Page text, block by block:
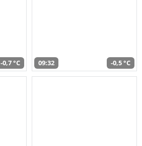
-0,7 °C 09:32 -0,5 °C